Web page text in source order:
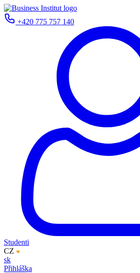
+420 775 757 140
Studenti
CZ
sk
Přihláška